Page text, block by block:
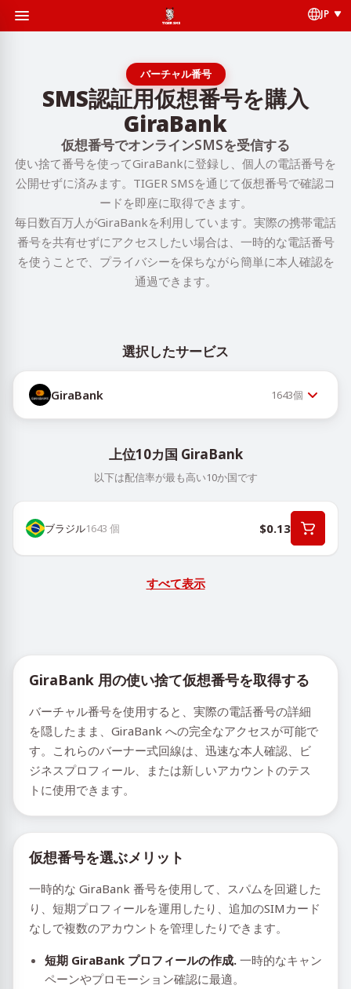
JP
バーチャル番号
SMS認証用仮想番号を購入
GiraBank
仮想番号でオンラインSMSを受信する
使い捨て番号を使ってGiraBankに登録し、個人の電話番号を
公開せずに済みます。TIGER SMSを通じて仮想番号で確認コ
ードを即座に取得できます。
毎日数百万人がGiraBankを利用しています。実際の携帯電話
番号を共有せずにアクセスしたい場合は、一時的な電話番号
を使うことで、プライバシーを保ちながら簡単に本人確認を
通過できます。
選択したサービス
GiraBank 1643個
上位10カ国 GiraBank
以下は配信率が最も高い10か国です
ブラジル1643 個 $0.13
すべて表示
GiraBank 用の使い捨て仮想番号を取得する
バーチャル番号を使用すると、実際の電話番号の詳細
を隠したまま、GiraBank への完全なアクセスが可能で
す。これらのバーナー式回線は、迅速な本人確認、ビ
ジネスプロフィール、または新しいアカウントのテス
トに使用できます。
仮想番号を選ぶメリット
一時的な GiraBank 番号を使用して、スパムを回避した
り、短期プロフィールを運用したり、追加のSIMカード
なしで複数のアカウントを管理したりできます。
短期 GiraBank プロフィールの作成. 一時的なキャン
ペーンやプロモーション確認に最適。